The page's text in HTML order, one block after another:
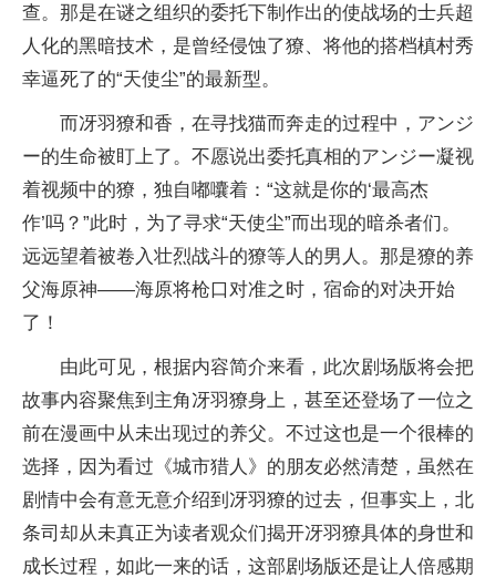
查。那是在谜之组织的委托下制作出的使战场的士兵超
人化的黑暗技术，是曾经侵蚀了獠、将他的搭档槙村秀
幸逼死了的“天使尘”的最新型。
而冴羽獠和香，在寻找猫而奔走的过程中，アンジ
ー的生命被盯上了。不愿说出委托真相的アンジー凝视
着视频中的獠，独自嘟囔着：“这就是你的‘最高杰
作’吗？”此时，为了寻求“天使尘”而出现的暗杀者们。
远远望着被卷入壮烈战斗的獠等人的男人。那是獠的养
父海原神——海原将枪口对准之时，宿命的对决开始
了！
由此可见，根据内容简介来看，此次剧场版将会把
故事内容聚焦到主角冴羽獠身上，甚至还登场了一位之
前在漫画中从未出现过的养父。不过这也是一个很棒的
选择，因为看过《城市猎人》的朋友必然清楚，虽然在
剧情中会有意无意介绍到冴羽獠的过去，但事实上，北
条司却从未真正为读者观众们揭开冴羽獠具体的身世和
成长过程，如此一来的话，这部剧场版还是让人倍感期